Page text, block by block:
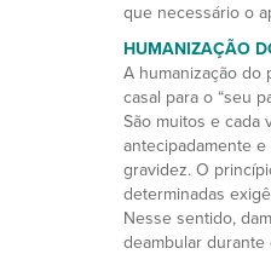
que necessário o
HUMANIZAÇÃO
A humanização do
casal para o “seu
São muitos e cada
antecipadamente
gravidez. O
determinadas
Nesse sentido,
deambular